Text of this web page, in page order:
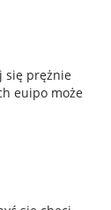
się prężnie
euipo może